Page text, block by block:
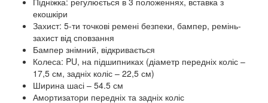
екошкіри
Захист: 5-ти точкові ремені безпеки, бампер, ремінь-
захист від сповзання
Бампер знімний, відкривається
Колеса: PU, на підшипниках (діаметр передніх коліс –
17,5 см, задніх коліс – 22,5 см)
Ширина шасі – 54.5 см
Амортизатори передніх та задніх коліс